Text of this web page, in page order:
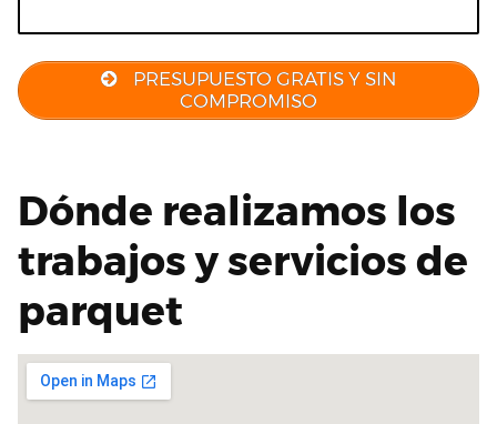
PRESUPUESTO GRATIS Y SIN
COMPROMISO
Dónde realizamos los
trabajos y servicios de
parquet